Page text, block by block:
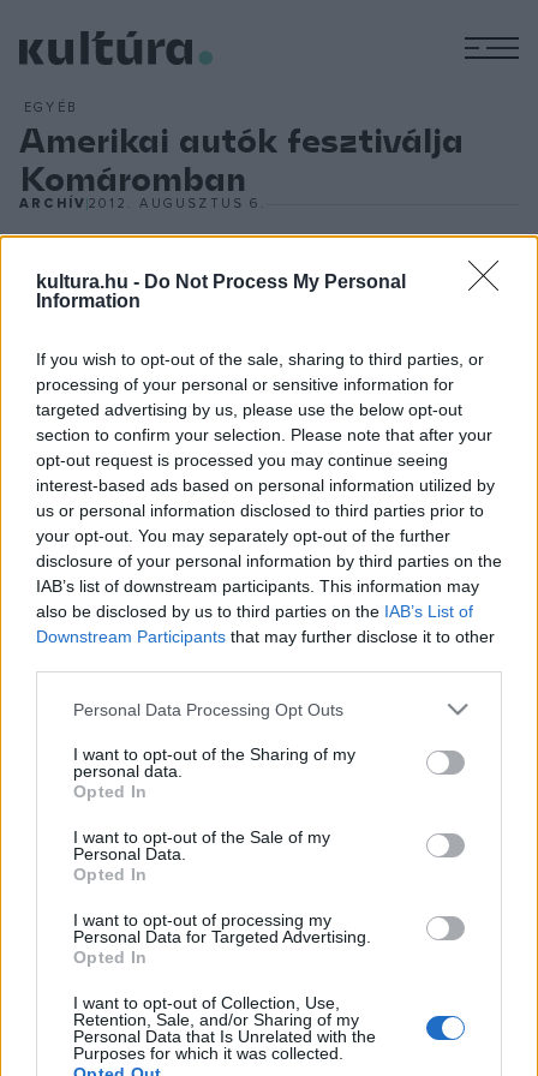
kultura.hu - Do Not Process My Personal
Information
If you wish to opt-out of the sale, sharing to third parties, or
processing of your personal or sensitive information for
targeted advertising by us, please use the below opt-out
section to confirm your selection. Please note that after your
opt-out request is processed you may continue seeing
interest-based ads based on personal information utilized by
us or personal information disclosed to third parties prior to
your opt-out. You may separately opt-out of the further
disclosure of your personal information by third parties on the
IAB’s list of downstream participants. This information may
also be disclosed by us to third parties on the IAB’s List of
Downstream Participants that may further disclose it to other
Please note that this website/app uses one or more Google
not limited to your visit or usage behaviour. You may click to
grant or deny consent to Google and its third-party tags to
use your data for below specified purposes in below Google
consent section.
Personal Data Processing Opt Outs
I want to opt-out of the Sharing of my
personal data.
Opted In
I want to opt-out of the Sale of my
Personal Data.
Opted In
I want to opt-out of processing my
Personal Data for Targeted Advertising.
Opted In
I want to opt-out of Collection, Use,
Retention, Sale, and/or Sharing of my
Personal Data that Is Unrelated with the
Purposes for which it was collected.
EGYÉB
Amerikai autók fesztiválja
Komáromban
ARCHÍV2012. AUGUSZTUS 6.
A pénteki koncertek után szombaton több száz autó vonul
fel Észak- és Dél-Komárom utcáin. Az erődben található
láthat a közönség: lesz gumifüstöltető verseny, a lowriderek
(mélygördülők) bemutatóján távirányítóval táncoltatják az
"ugráló autót", a Bigfootok hatalmas kerekeikkel pedig
autóroncsokat lapítanak majd szét.
A találkozón számos kategóriában versenyeznek egymással
a járművek, és aki itt nem szerez elismerést, a tombolával is
megpróbálkozhat ? a főnyeremény egy közlekedésre
alkalmas amerikai gyártmányú gépkocsi.
PROGRAM